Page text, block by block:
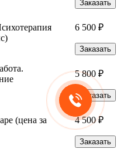
Заказать
6 500 ₽
Заказать
5 800 ₽
Заказать
(цена за
4 500 ₽
Заказать